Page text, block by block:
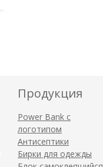
Продукция
Power Bank с
логотипом
Антисептики
Бирки для одежды